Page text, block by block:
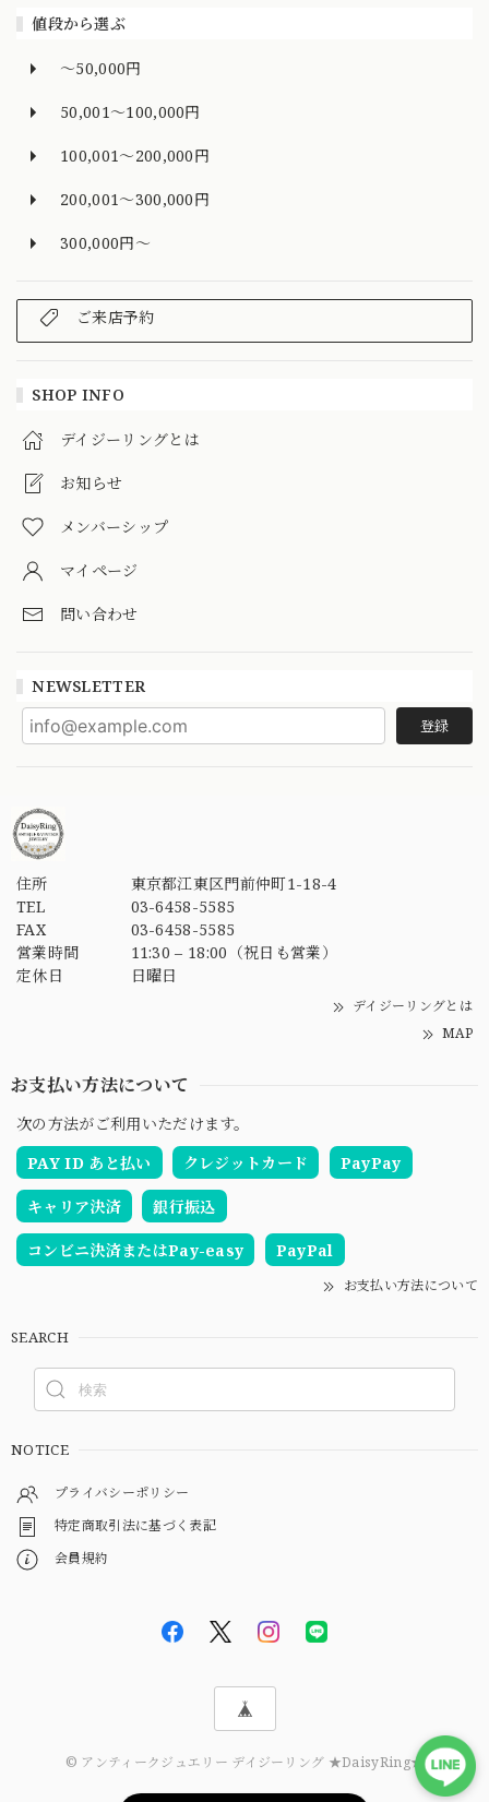
値段から選ぶ
～50,000円
50,001～100,000円
100,001～200,000円
200,001～300,000円
300,000円～
ご来店予約
SHOP INFO
デイジーリングとは
お知らせ
メンバーシップ
マイページ
問い合わせ
NEWSLETTER
登録
住所
東京都江東区門前仲町1-18-4
TEL
03-6458-5585
FAX
03-6458-5585
営業時間
11:30 – 18:00（祝日も営業）
定休日
日曜日
デイジーリングとは
MAP
お支払い方法について
次の方法がご利用いただけます。
PAY ID あと払い
クレジットカード PayPay
キャリア決済 銀行振込
コンビニ決済またはPay-easy PayPal
お支払い方法について
SEARCH
NOTICE
プライバシーポリシー
特定商取引法に基づく表記
会員規約
© アンティークジュエリー デイジーリング ★DaisyRing★